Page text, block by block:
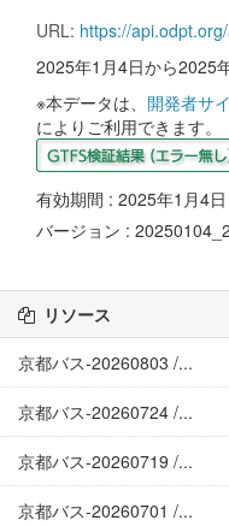
URL: https://api.odpt.org/api/v4/files/odpt/KyotoBus/
2025年1月4日から
※本データは、 開発者サ
によりご利用できます。
有効期間 : 2025年1月4
バージョン :
リソース
京都バス-20260803 /...
京都バス-20260724 /...
京都バス-20260719 /...
京都バス-20260701 /...